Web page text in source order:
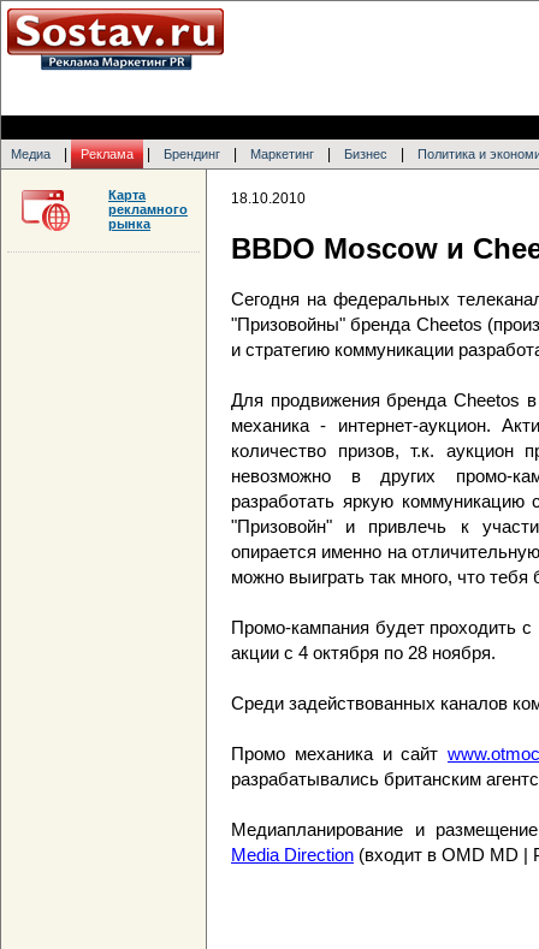
Медиа Реклама Брендинг Маркетинг Бизнес Политика и
18.10.2010
BBDO Moscow и
Сегодня на федеральных
"Призовойны" бренда Cheetos
и стратегию коммуникации
Для продвижения бренда Cheetos
механика - интернет-аукцион.
количество призов, т.к.
невозможно в других промо-
разработать яркую
"Призовойн" и привлечь к
опирается именно на
можно выиграть так много, что тебя
Промо-кампания будет проходить с
акции с 4 октября по 28 ноября.
Среди задействованных каналов
Промо механика и сайт
разрабатывались британским
Медиапланирование и
Media Direction (входит в OMD MD |
Карта
рекламного
рынка